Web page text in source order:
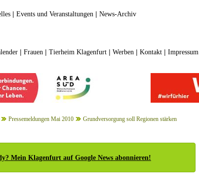
| Events und Veranstaltungen | News-Archiv
| Frauen | Tierheim Klagenfurt| Werben | Kontakt| Impressum
Pressemeldungen Mai 2010 Grundversorgung soll Regionen stärken
Mein Klagenfurt auf Google News abonnieren!